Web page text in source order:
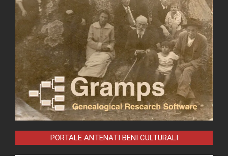
PORTALE ANTENATI BENI CULTURALI